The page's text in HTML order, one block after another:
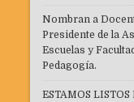
Nombran a
Presidente de la
Escuelas y
Pedagogía.
ESTAMOS LISTOS